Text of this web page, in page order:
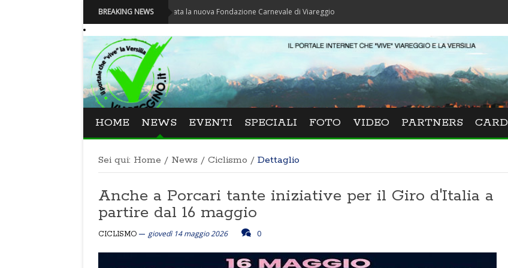
BREAKING NEWS
Carnevale - Nominata la nuova Fondazione Carnevale di Viareggio
HOME NEWS EVENTI SPECIALI FOTO VIDEO PARTNERS CARD
Sei qui: Home / News / Ciclismo / Dettaglio
Anche a Porcari tante iniziative per il Giro d'Italia a
partire dal 16 maggio
CICLISMO giovedì 14 maggio 2026 0